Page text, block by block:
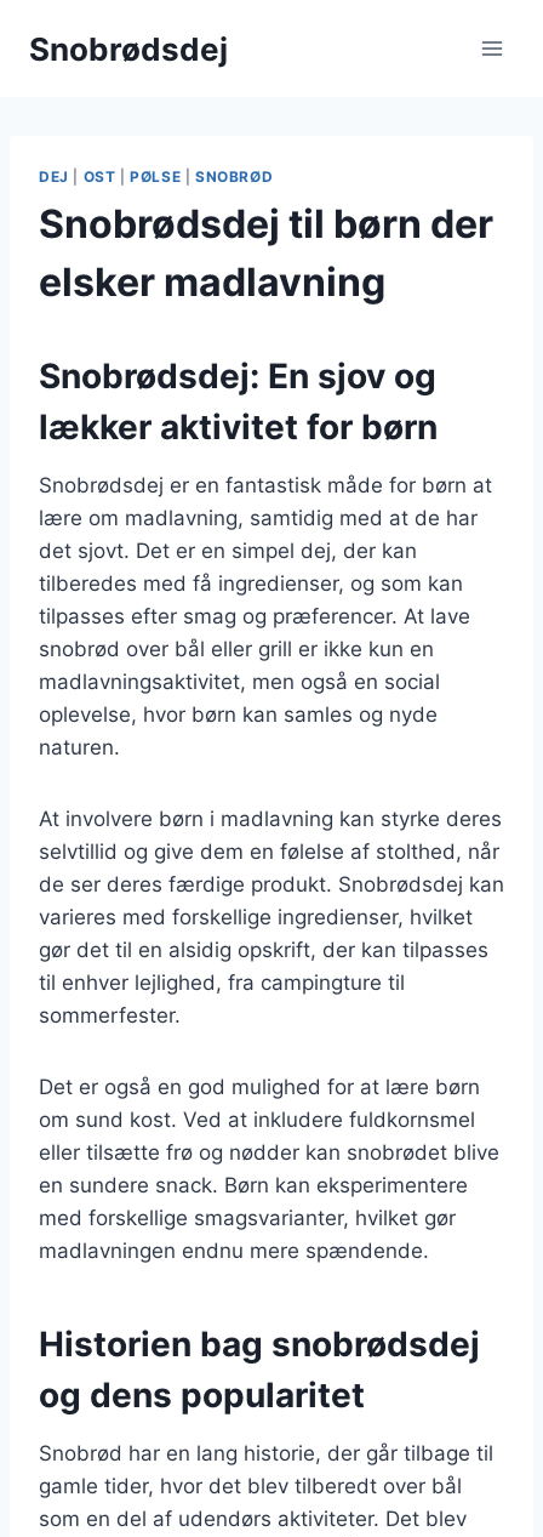
Snobrødsdej
DEJ OST |PØLSE SNOBRØD
Snobrødsdej til børn der
elsker madlavning
Snobrødsdej: En sjov og
lækker aktivitet for børn
Snobrødsdej er en fantastisk måde for børn at
lære om madlavning, samtidig med at de har
det sjovt. Det er en simpel dej, der kan
tilberedes med få ingredienser, og som kan
tilpasses efter smag og præferencer. At lave
snobrød over bål eller grill er ikke kun en
madlavningsaktivitet, men også en social
oplevelse, hvor børn kan samles og nyde
naturen.
At involvere børn i madlavning kan styrke deres
selvtillid og give dem en følelse af stolthed, når
de ser deres færdige produkt. Snobrødsdej kan
varieres med forskellige ingredienser, hvilket
gør det til en alsidig opskrift, der kan tilpasses
til enhver lejlighed, fra campingture til
sommerfester.
Det er også en god mulighed for at lære børn
om sund kost. Ved at inkludere fuldkornsmel
eller tilsætte frø og nødder kan snobrødet blive
en sundere snack. Børn kan eksperimentere
med forskellige smagsvarianter, hvilket gør
madlavningen endnu mere spændende.
Historien bag snobrødsdej
og dens popularitet
Snobrød har en lang historie, der går tilbage til
gamle tider, hvor det blev tilberedt over bål
som en del af udendørs aktiviteter. Det blev